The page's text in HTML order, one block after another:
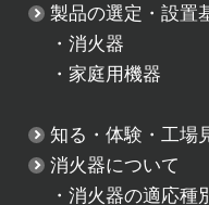
製品の選定・設置
・消火器
・ 家庭用機器
知る・体験・工場
消火器について
・消火器の適応種